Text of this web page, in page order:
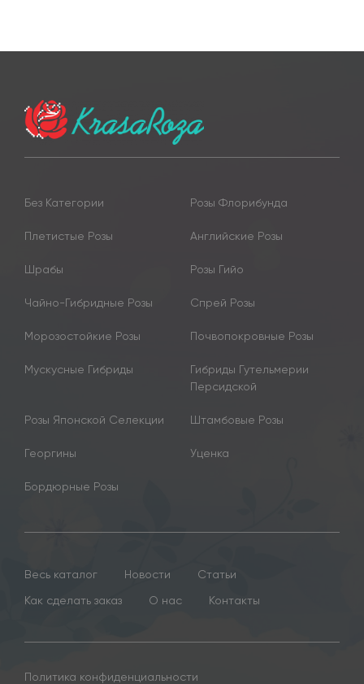
Без Категории Розы Флорибунда
Плетистые Розы Английские Розы
Шрабы Розы Гийо
Чайно-Гибридные Розы Спрей Розы
Морозостойкие Розы Почвопокровные Розы
Мускусные Гибриды
Гибриды Гутельмерии
Персидской
Розы Японской Селекции Штамбовые Розы
Георгины Уценка
Бордюрные Розы
Весь каталог Новости
Статьи
Как сделать заказ
О нас Контакты
Политика конфиденциальности